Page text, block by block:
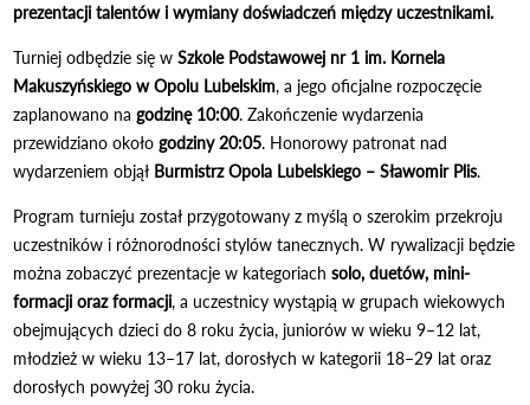
prezentacji talentów i wymiany doświadczeń między uczestnikami.
Turniej odbędzie się wSzkole Podstawowej nr 1 im. Kornela
Makuszyńskiego w Opolu Lubelskim, a jego oficjalne rozpoczęcie
zaplanowano nagodzinę 10:00. Zakończenie wydarzenia
przewidziano okołogodziny 20:05. Honorowy patronat nad
wydarzeniem objął Burmistrz Opola Lubelskiego – Sławomir Plis.
Program turnieju został przygotowany z myślą o szerokim przekroju
uczestników i różnorodności stylów tanecznych. W rywalizacji będzie
można zobaczyć prezentacje w kategoriachsolo, duetów, mini-
formacji oraz formacji, a uczestnicy wystąpią w grupach wiekowych
obejmujących dzieci do 8 roku życia, juniorów w wieku 9–12 lat,
młodzież w wieku 13–17 lat, dorosłych w kategorii 18–29 lat oraz
dorosłych powyżej 30 roku życia.